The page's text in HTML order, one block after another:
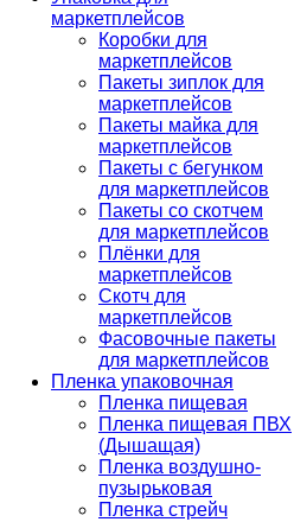
маркетплейсов
Коробки для
маркетплейсов
Пакеты зиплок для
маркетплейсов
Пакеты майка для
маркетплейсов
Пакеты с бегунком
для маркетплейсов
Пакеты со скотчем
для маркетплейсов
Плёнки для
маркетплейсов
Скотч для
маркетплейсов
Фасовочные пакеты
для маркетплейсов
Пленка упаковочная
Пленка пищевая
Пленка пищевая ПВХ
(Дышащая)
Пленка воздушно-
пузырьковая
Пленка стрейч